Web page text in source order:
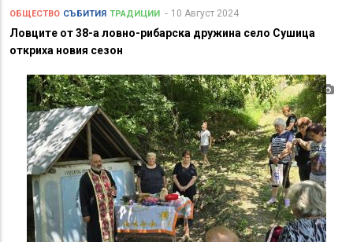
ОБЩЕСТВО СЪБИТИЯ ТРАДИЦИИ 10 Август 2024
Ловците от 38-а ловно-рибарска дружина село Сушица
откриха новия сезон